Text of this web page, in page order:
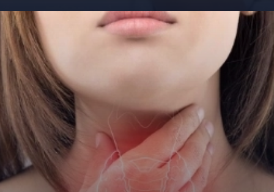
Đang mở https://kiemvieclam.vn/benh-suy-giap-la-thieu-chat-gi